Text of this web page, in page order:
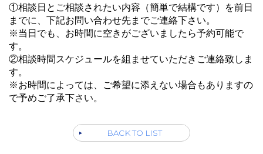
①相談日とご相談されたい内容（簡単で結構です）を前日
までに、下記お問い合わせ先までご連絡下さい。
※当日でも、お時間に空きがございましたら予約可能で
す。
②相談時間スケジュールを組ませていただきご連絡致しま
す。
※お時間によっては、ご希望に添えない場合もありますの
で予めご了承下さい。
BACK TO LIST